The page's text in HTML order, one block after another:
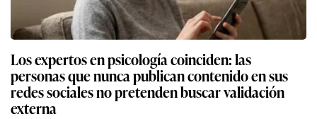
Los expertos en psicología coinciden: las
personas que nunca publican contenido en sus
redes sociales no pretenden buscar validación
externa